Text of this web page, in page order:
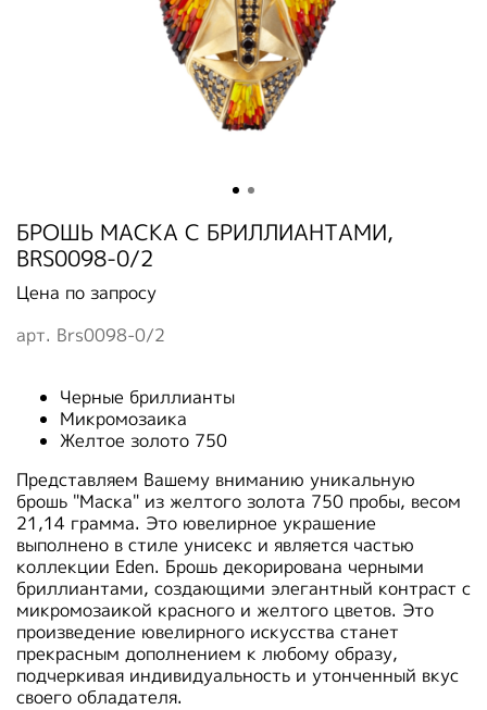
арт. Brs0098-0/2
БРОШЬ МАСКА С БРИЛЛИАНТАМИ,
BRS0098-0/2
Цена по запросу
Черные бриллианты
Микромозаика
Желтое золото 750
Представляем Вашему вниманию уникальную
брошь "Маска" из желтого золота 750 пробы, весом
21,14 грамма. Это ювелирное украшение
выполнено в стиле унисекс и является частью
коллекции Eden. Брошь декорирована черными
бриллиантами, создающими элегантный контраст с
микромозаикой красного и желтого цветов. Это
произведение ювелирного искусства станет
прекрасным дополнением к любому образу,
подчеркивая индивидуальность и утонченный вкус
своего обладателя.